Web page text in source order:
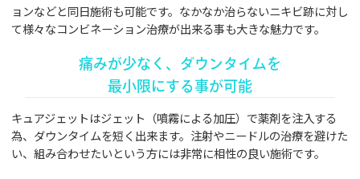
ョンなどと同日施術も可能です。なかなか治らないニキビ跡に対し
て様々なコンビネーション治療が出来る事も大きな魅力です。
痛みが少なく、ダウンタイムを
最小限にする事が可能
キュアジェットはジェット（噴霧による加圧）で薬剤を注入する
為、ダウンタイムを短く出来ます。注射やニードルの治療を避けた
い、組み合わせたいという方には非常に相性の良い施術です。